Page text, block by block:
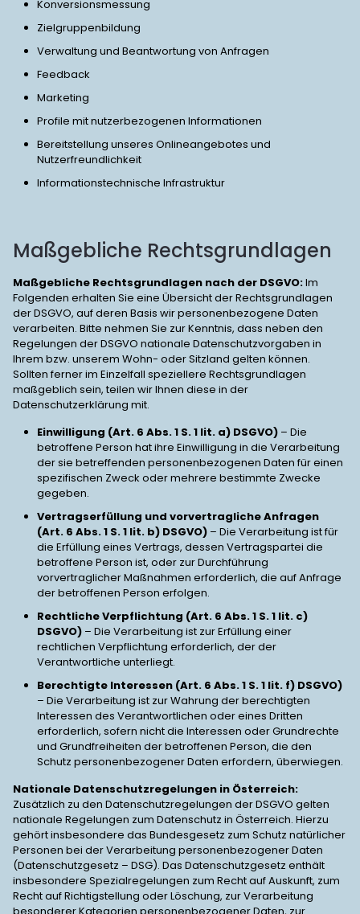
Konversionsmessung
Zielgruppenbildung
Verwaltung und Beantwortung von Anfragen
Feedback
Marketing
Profile mit nutzerbezogenen Informationen
Bereitstellung unseres Onlineangebotes und
Nutzerfreundlichkeit
Informationstechnische Infrastruktur
Maßgebliche Rechtsgrundlagen
Maßgebliche Rechtsgrundlagen nach der DSGVO:Im
Folgenden erhalten Sie eine Übersicht der Rechtsgrundlagen
der DSGVO, auf deren Basis wir personenbezogene Daten
verarbeiten. Bitte nehmen Sie zur Kenntnis, dass neben den
Regelungen der DSGVO nationale Datenschutzvorgaben in
Ihrem bzw. unserem Wohn- oder Sitzland gelten können.
Sollten ferner im Einzelfall speziellere Rechtsgrundlagen
maßgeblich sein, teilen wir Ihnen diese in der
Datenschutzerklärung mit.
Einwilligung (Art. 6 Abs. 1 S. 1 lit. a) DSGVO) – Die
betroffene Person hat ihre Einwilligung in die Verarbeitung
der sie betreffenden personenbezogenen Daten für einen
spezifischen Zweck oder mehrere bestimmte Zwecke
gegeben.
Vertragserfüllung und vorvertragliche Anfragen
(Art. 6 Abs. 1 S. 1 lit. b) DSGVO) – Die Verarbeitung ist für
die Erfüllung eines Vertrags, dessen Vertragspartei die
betroffene Person ist, oder zur Durchführung
vorvertraglicher Maßnahmen erforderlich, die auf Anfrage
der betroffenen Person erfolgen.
Rechtliche Verpflichtung (Art. 6 Abs. 1 S. 1 lit. c)
DSGVO) – Die Verarbeitung ist zur Erfüllung einer
rechtlichen Verpflichtung erforderlich, der der
Verantwortliche unterliegt.
Berechtigte Interessen (Art. 6 Abs. 1 S. 1 lit. f) DSGVO)
– Die Verarbeitung ist zur Wahrung der berechtigten
Interessen des Verantwortlichen oder eines Dritten
erforderlich, sofern nicht die Interessen oder Grundrechte
und Grundfreiheiten der betroffenen Person, die den
Schutz personenbezogener Daten erfordern, überwiegen.
Nationale Datenschutzregelungen in Österreich:
Zusätzlich zu den Datenschutzregelungen der DSGVO gelten
nationale Regelungen zum Datenschutz in Österreich. Hierzu
gehört insbesondere das Bundesgesetz zum Schutz natürlicher
Personen bei der Verarbeitung personenbezogener Daten
(Datenschutzgesetz – DSG). Das Datenschutzgesetz enthält
insbesondere Spezialregelungen zum Recht auf Auskunft, zum
Recht auf Richtigstellung oder Löschung, zur Verarbeitung